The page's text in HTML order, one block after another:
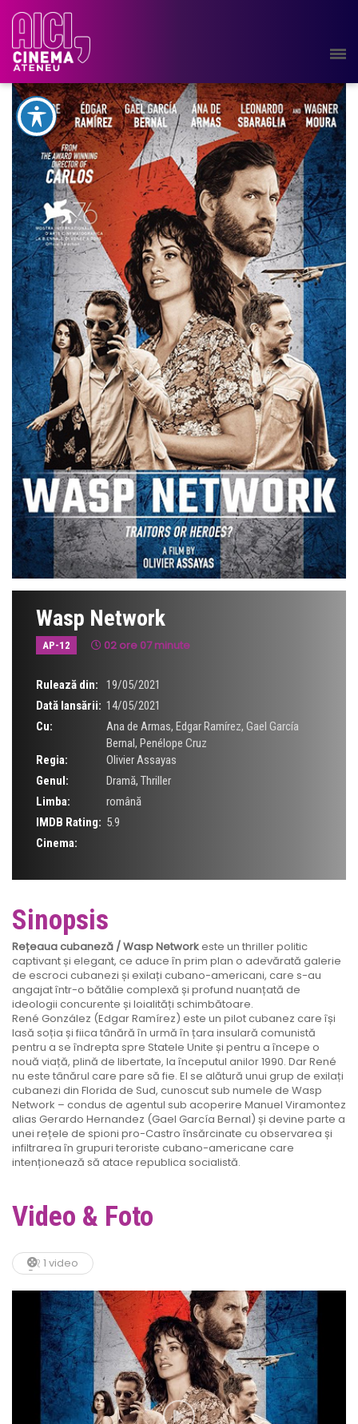
Wasp Network
AP-12 02 ore 07 minute
Rulează din:
19/05/2021
Dată lansării: 14/05/2021
Cu:
Ana de Armas, Edgar Ramírez, Gael García
Bernal, Penélope Cruz
Regia:
Olivier Assayas
Genul:
Dramă, Thriller
Limba:
română
IMDB Rating: 5.9
Cinema:
Sinopsis
Rețeaua cubaneză / Wasp Networkeste un thriller politic
captivant și elegant, ce aduce în prim plan o adevărată galerie
de escroci cubanezi și exilați cubano-americani, care s-au
angajat într-o bătălie complexă și profund nuanțată de
ideologii concurente și loialități schimbătoare.
René González (Edgar Ramírez) este un pilot cubanez care își
lasă soția și fiica tânără în urmă în țara insulară comunistă
pentru a se îndrepta spre Statele Unite și pentru a începe o
nouă viață, plină de libertate, la începutul anilor 1990. Dar René
nu este tânărul care pare să fie. El se alătură unui grup de exilați
cubanezi din Florida de Sud, cunoscut sub numele de Wasp
Network – condus de agentul sub acoperire Manuel Viramontez
alias Gerardo Hernandez (Gael García Bernal) și devine parte a
unei rețele de spioni pro-Castro însărcinate cu observarea și
infiltrarea în grupuri teroriste cubano-americane care
intenționează să atace republica socialistă.
Video & Foto
1 video